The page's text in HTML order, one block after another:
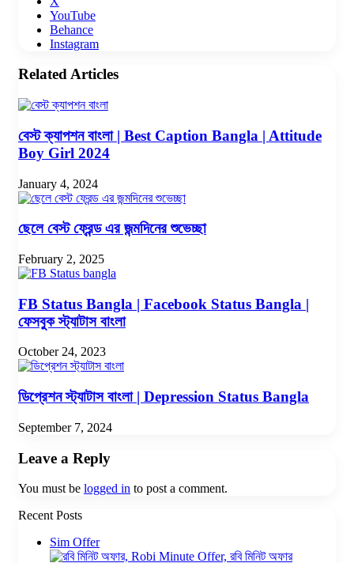
YouTube
Behance
Instagram
Related Articles
বেস্ট ক্যাপশন বাংলা | Best Caption Bangla | Attitude
Boy Girl 2024
January 4, 2024
ছেলে বেস্ট ফ্রেন্ড এর জন্মদিনের শুভেচ্ছা
February 2, 2025
FB Status Bangla | Facebook Status Bangla |
ফেসবুক স্ট্যাটাস বাংলা
October 24, 2023
ডিপ্রেশন স্ট্যাটাস বাংলা | Depression Status Bangla
September 7, 2024
Leave a Reply
You must be logged in to post a comment.
Recent Posts
Sim Offer